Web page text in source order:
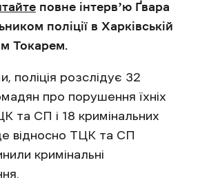
повне інтервʼю Ґвара
поліції в Харківській
Токарем.
поліція розслідує 32
про порушення їхніх
та СП і 18 кримінальних
відносно ТЦК та СП
кримінальні